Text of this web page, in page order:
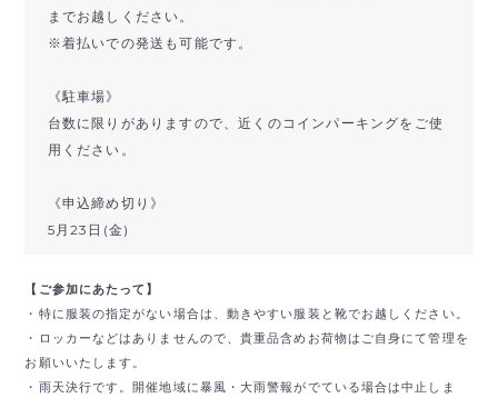
までお越しください。
※着払いでの発送も可能です。
《駐車場》
台数に限りがありますので、近くのコインパーキングをご使
用ください。
《申込締め切り》
5月23日(金)
【ご参加にあたって】
・特に服装の指定がない場合は、動きやすい服装と靴でお越しください。
・ロッカーなどはありませんので、貴重品含めお荷物はご自身にて管理を
お願いいたします。
・雨天決行です。開催地域に暴風・大雨警報がでている場合は中止しま